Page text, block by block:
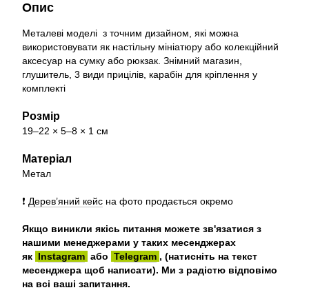
Опис
Металеві моделі з точним дизайном, які можна
використовувати як настільну мініатюру або колекційний
аксесуар на сумку або рюкзак. Знімний магазин,
глушитель, 3 види прицілів, карабін для кріплення у
комплекті
Розмір
19–22 × 5–8 × 1 см
Матеріал
Метал
❗️ Дерев’яний кейс на фото продається окремо
Якщо виникли якісь питання можете зв'язатися з
нашими менеджерами у таких месенджерах
як Instagram або Telegram , (натисніть на текст
месенджера щоб написати). Ми з радістю відповімо
на всі ваші запитання.